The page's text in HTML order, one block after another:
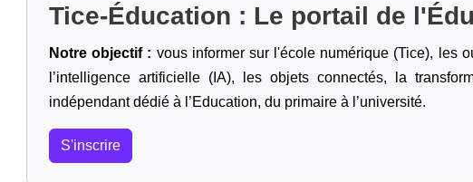
Tice-Éducation : Le portail de
Notre objectif : vous informer sur l'école numérique (Tice), les
l’intelligence artificielle (IA), les objets connectés, la
indépendant dédié à l’Education, du primaire à l’université.
S'inscrire